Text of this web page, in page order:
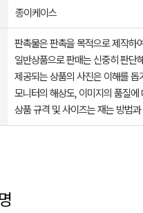
종이케이스
판촉물은 판촉을 목적으로 제작하
일반상품으로 판매는 신중히 판단
제공되는 상품의 사진은 이해를
모니터의 해상도, 이미지의 품질
상품 규격 및 사이즈는 재는 방법